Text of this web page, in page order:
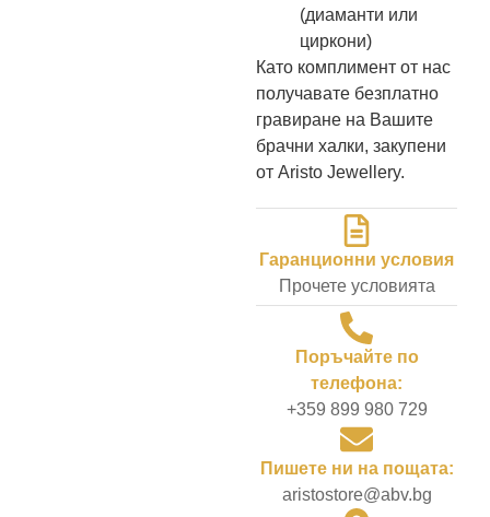
(диаманти или
циркони)
Като комплимент от нас
получавате безплатно
гравиране на Вашите
брачни халки, закупени
от Aristo Jewellery.
Гаранционни условия
Прочете условията
Поръчайте по
телефона:
+359 899 980 729
Пишете ни на пощата:
aristostore@abv.bg